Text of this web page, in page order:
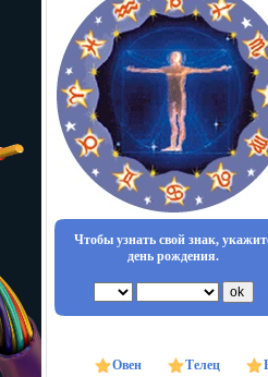
Чтобы узнать свой знак,
день рождения.
Овен Телец